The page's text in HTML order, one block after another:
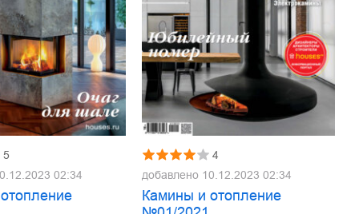
5
02:34
4
добавлено 10.12.2023 02:34
Камины и отопление